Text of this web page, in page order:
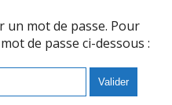
un mot de passe. Pour
de passe ci-dessous :